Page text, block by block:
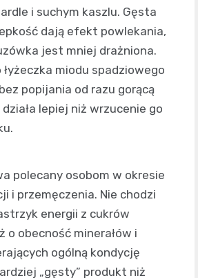
i suchym kaszlu. Gęsta
dają efekt powlekania,
jest mniej drażniona.
łyżeczka miodu spadziowego
popijania od razu gorącą
lepiej niż wrzucenie go
polecany osobom w okresie
i przemęczenia. Nie chodzi
energii z cukrów
o obecność minerałów i
ogólną kondycję
„gęsty” produkt niż